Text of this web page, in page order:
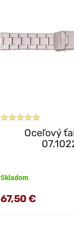
Oceľový
Skladom
67,50 €